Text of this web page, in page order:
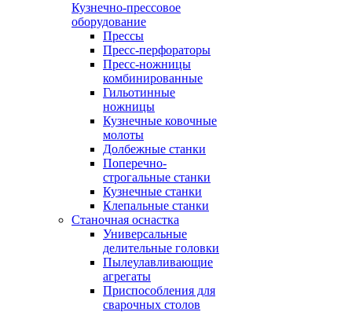
Кузнечно-прессовое
оборудование
Прессы
Пресс-перфораторы
Пресс-ножницы
комбинированные
Гильотинные
ножницы
Кузнечные ковочные
молоты
Долбежные станки
Поперечно-
строгальные станки
Кузнечные станки
Клепальные станки
Станочная оснастка
Универсальные
делительные головки
Пылеулавливающие
агрегаты
Приспособления для
сварочных столов